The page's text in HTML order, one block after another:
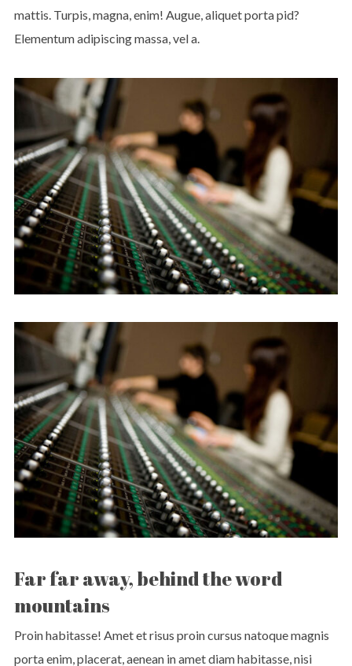
mattis. Turpis, magna, enim! Augue, aliquet porta pid?
Elementum adipiscing massa, vel a.
Far far away, behind the word
mountains
Proin habitasse! Amet et risus proin cursus natoque magnis
porta enim, placerat, aenean in amet diam habitasse, nisi